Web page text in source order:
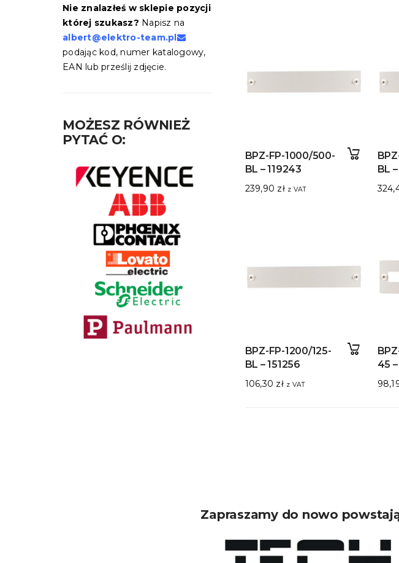
Nie znalazłeś w sklepie pozycji
której szukasz? Napisz na
albert@elektro-team.pl
podając kod, numer katalogowy,
EAN lub prześlij zdjęcie.
MOŻESZ RÓWNIEŻ
PYTAĆ O:
BPZ-FP-1000/500-
BL – 119243
239,90 zł z VAT
BL
BPZ-FP-1200/125-
BL – 151256
106,30 zł z VAT
45
Zapraszamy do nowo